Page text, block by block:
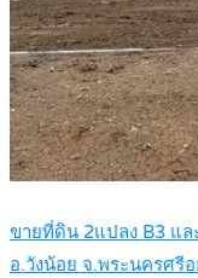
ขายที่ดิน 2แปลง B3 แล
อ.วังน้อย จ.พระนครศรี